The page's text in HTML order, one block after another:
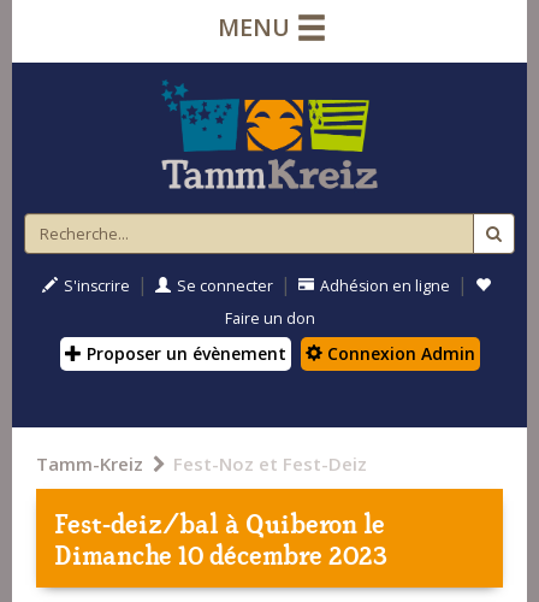
MENU
S'inscrire | Se connecter | Adhésion en ligne |
Faire un don
Proposer un évènement Connexion Admin
Tamm-Kreiz Fest-Noz et Fest-Deiz
Fest-deiz/bal àQuiberonle
Dimanche 10 décembre 2023